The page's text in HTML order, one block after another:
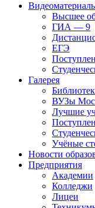
Высшее
ГИА — 9
ЕГЭ
Галерея
ВУЗы
Лучшие
Учёные
Новости
Предприятия
Академии
Колледжи
Лицеи